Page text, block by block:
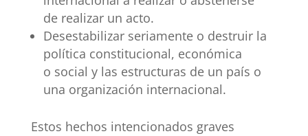
de realizar un acto.
Desestabilizar seriamente o destruir la
política constitucional, económica
o social y las estructuras de un país o
una organización internacional.
Estos hechos intencionados graves